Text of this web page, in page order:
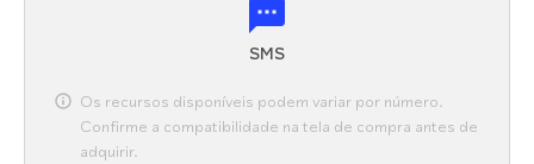
SMS
Os recursos disponíveis podem variar por número.
Confirme a compatibilidade na tela de compra antes de
adquirir.